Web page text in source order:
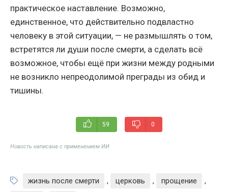
практическое наставление. Возможно,
единственное, что действительно подвластно
человеку в этой ситуации, — не размышлять о том,
встретятся ли души после смерти, а сделать всё
возможное, чтобы ещё при жизни между родными
не возникло непреодолимой преграды из обид и
тишины.
59 0
Новость написана с применением ИИ
жизнь после смерти , церковь , прощение
,